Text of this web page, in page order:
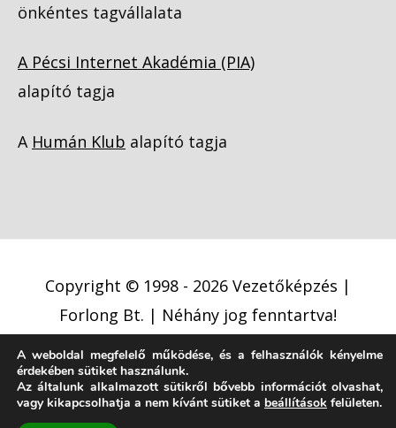
önkéntes tagvállalata
A Pécsi Internet Akadémia (PIA)
alapító tagja
A Humán Klub alapító tagja
Copyright © 1998 - 2026 Vezetőképzés |
Forlong Bt. | Néhány jog fenntartva!
Adatkezelési tájékoztató
Cookie (süti) szabályzat
Jogi nyilatkozat
A weboldal megfelelő működése, és a felhasználók kényelme
érdekében sütiket használunk.
Az általunk alkalmazott sütikről bővebb információt olvashat,
vagy kikapcsolhatja a nem kívánt sütiket a beállítások felületen.